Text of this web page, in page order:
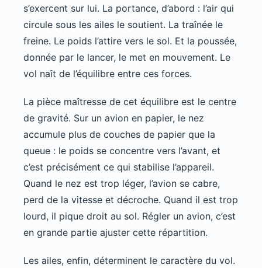
s’exercent sur lui. La portance, d’abord : l’air qui
circule sous les ailes le soutient. La traînée le
freine. Le poids l’attire vers le sol. Et la poussée,
donnée par le lancer, le met en mouvement. Le
vol naît de l’équilibre entre ces forces.
La pièce maîtresse de cet équilibre est le centre
de gravité. Sur un avion en papier, le nez
accumule plus de couches de papier que la
queue : le poids se concentre vers l’avant, et
c’est précisément ce qui stabilise l’appareil.
Quand le nez est trop léger, l’avion se cabre,
perd de la vitesse et décroche. Quand il est trop
lourd, il pique droit au sol. Régler un avion, c’est
en grande partie ajuster cette répartition.
Les ailes, enfin, déterminent le caractère du vol.